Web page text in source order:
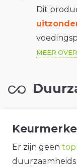
Dit
MEER
Er zijn geen